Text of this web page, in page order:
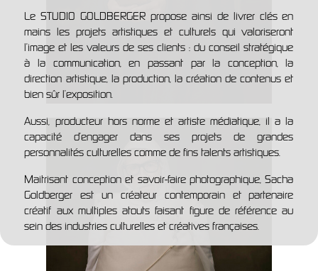
Le STUDIO GOLDBERGER propose ainsi de livrer clés en
mains les projets artistiques et culturels qui valoriseront
l’image et les valeurs de ses clients : du conseil stratégique
à la communication, en passant par la conception, la
direction artistique, la production, la création de contenus et
bien sûr l’exposition.
Aussi, producteur hors norme et artiste médiatique, il a la
capacité d’engager dans ses projets de grandes
personnalités culturelles comme de fins talents artistiques.
Maitrisant conception et savoir-faire photographique, Sacha
Goldberger est un créateur contemporain et partenaire
créatif aux multiples atouts faisant figure de référence au
sein des industries culturelles et créatives françaises.